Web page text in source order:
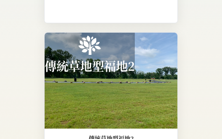
傳統草地型福地2